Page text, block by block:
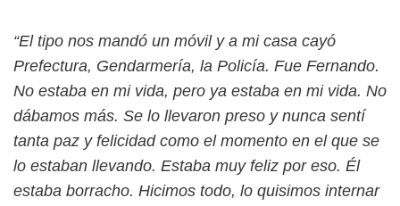
“El tipo nos mandó un móvil y a mi casa cayó
Prefectura, Gendarmería, la Policía. Fue Fernando.
No estaba en mi vida, pero ya estaba en mi vida. No
dábamos más. Se lo llevaron preso y nunca sentí
tanta paz y felicidad como el momento en el que se
lo estaban llevando. Estaba muy feliz por eso. Él
estaba borracho. Hicimos todo, lo quisimos internar